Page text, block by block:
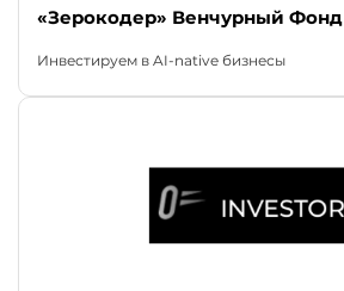
«Зерокодер» Венчурный Фонд
Инвестируем в AI-native бизнесы